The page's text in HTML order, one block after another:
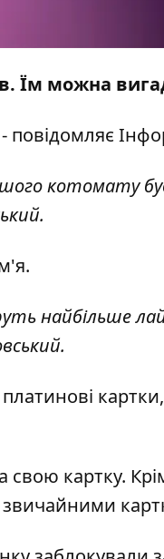
Їм можна
повідомляє І
котомату
найбільше
свою картку.
звичайними